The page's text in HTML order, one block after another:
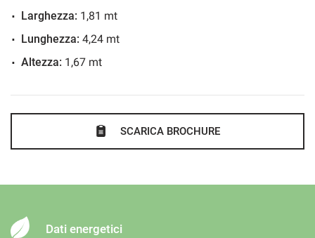
Controllo elettronico della corsia
Controllo trazione
Cruise Control
Fendinebbia
Freno a mano elettrico
Illuminazione abitacolo a LED
Larghezza: 1,81 mt
Lunghezza: 4,24 mt
Altezza: 1,67 mt
SCARICA BROCHURE
Dati energetici